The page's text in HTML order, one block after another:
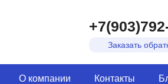
Заказать
О компании Контакты